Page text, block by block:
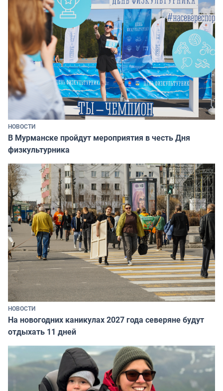
НОВОСТИ
В Мурманске пройдут мероприятия в честь Дня
физкультурника
НОВОСТИ
На новогодних каникулах 2027 года северяне будут
отдыхать 11 дней